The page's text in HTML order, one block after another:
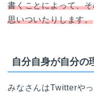
書くことによって、
思いついたりします。
自分自身が自分の
みなさんはTwitterや